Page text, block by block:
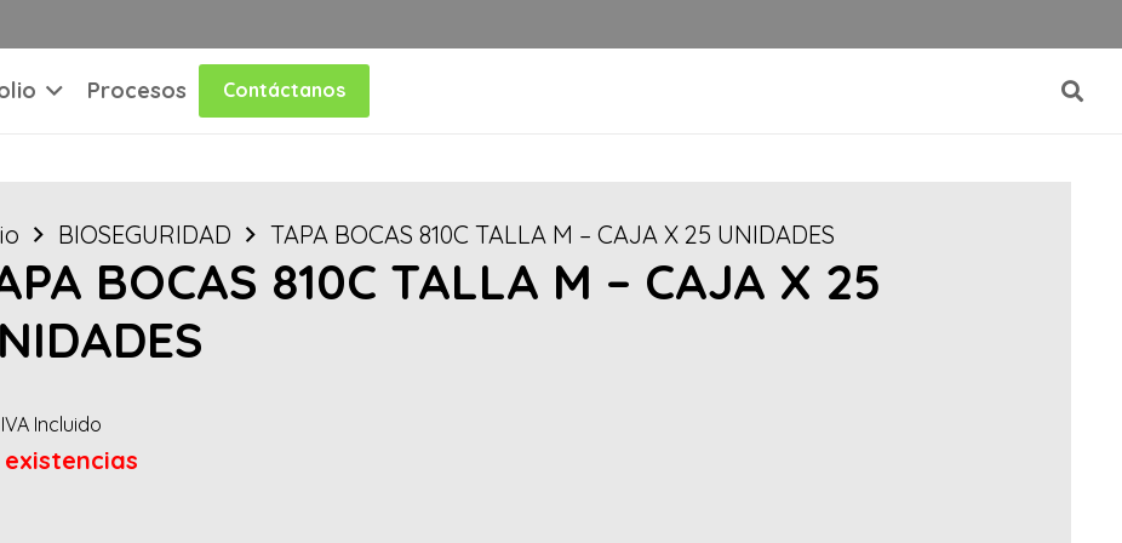
Procesos Contáctanos
BIOSEGURIDAD TAPA BOCAS 810C TALLA M – CAJA X 25 UNIDADES
BOCAS 810C TALLA M – CAJA X 25
IVA Incluido
existencias